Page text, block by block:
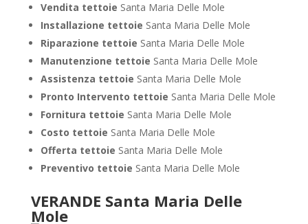
Vendita tettoie Santa Maria Delle Mole
Installazione tettoie Santa Maria Delle Mole
Riparazione tettoie Santa Maria Delle Mole
Manutenzione tettoie Santa Maria Delle Mole
Assistenza tettoie Santa Maria Delle Mole
Pronto Intervento tettoie Santa Maria Delle Mole
Fornitura tettoie Santa Maria Delle Mole
Costo tettoie Santa Maria Delle Mole
Offerta tettoie Santa Maria Delle Mole
Preventivo tettoie Santa Maria Delle Mole
VERANDE Santa Maria Delle
Mole